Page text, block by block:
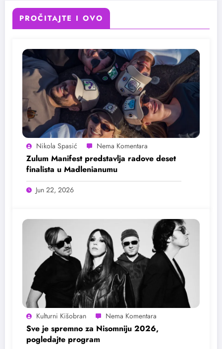
PROČITAJTE I OVO
Nikola Spasić
Zulum Manifest predstavlja radove deset
finalista u Madlenianumu
Jun 22, 2026
Kulturni Kišobran
Sve je spremno za Nisomniju 2026,
pogledajte program